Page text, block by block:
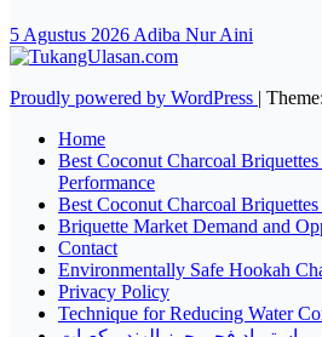
5 Agustus 2026 Adiba Nur Aini
Proudly powered by WordPress |
Home
Best Coconut Charcoal
Performance
Best Coconut Charcoal
Briquette Market Demand and
Contact
Environmentally Safe Hookah
Privacy Policy
Technique for Reducing Water